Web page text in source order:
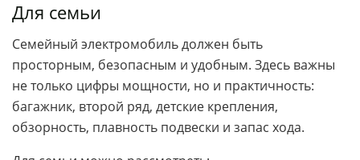
Для семьи
Семейный электромобиль должен быть
просторным, безопасным и удобным. Здесь важны
не только цифры мощности, но и практичность:
багажник, второй ряд, детские крепления,
обзорность, плавность подвески и запас хода.